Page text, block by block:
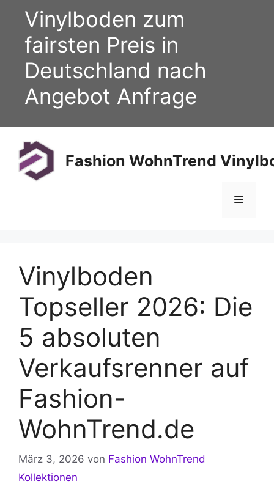
springen
Vinylboden zum
fairsten Preis in
Deutschland nach
Angebot Anfrage
Fashion WohnTrend
Menü
Vinylboden
Topseller 2026: Die
5 absoluten
Verkaufsrenner auf
Fashion-
WohnTrend.de
März 3, 2026 von Fashion WohnTrend
Kollektionen